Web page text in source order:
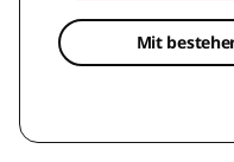
Mit